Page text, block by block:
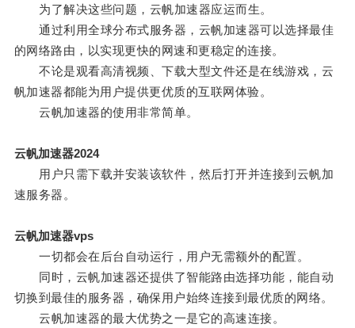
为了解决这些问题，云帆加速器应运而生。
通过利用全球分布式服务器，云帆加速器可以选择最佳
的网络路由，以实现更快的网速和更稳定的连接。
不论是观看高清视频、下载大型文件还是在线游戏，云
帆加速器都能为用户提供更优质的互联网体验。
云帆加速器的使用非常简单。
云帆加速器2024
用户只需下载并安装该软件，然后打开并连接到云帆加
速服务器。
云帆加速器vps
一切都会在后台自动运行，用户无需额外的配置。
同时，云帆加速器还提供了智能路由选择功能，能自动
切换到最佳的服务器，确保用户始终连接到最优质的网络。
云帆加速器的最大优势之一是它的高速连接。